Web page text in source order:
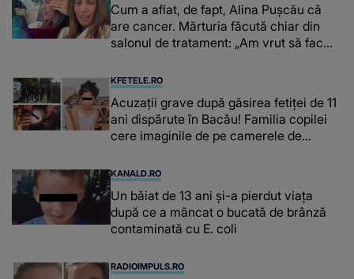
Cum a aflat, de fapt, Alina Pușcău că
are cancer. Mărturia făcută chiar din
salonul de tratament: „Am vrut să fac
înțepe sânul”
KFETELE.RO
Acuzații grave după găsirea fetiței de 11
ani dispărute în Bacău! Familia copilei
cere imaginile de pe camerele de
mea...”
KANALD.RO
Un băiat de 13 ani și-a pierdut viața
după ce a mâncat o bucată de brânză
contaminată cu E. coli
RADIOIMPULS.RO